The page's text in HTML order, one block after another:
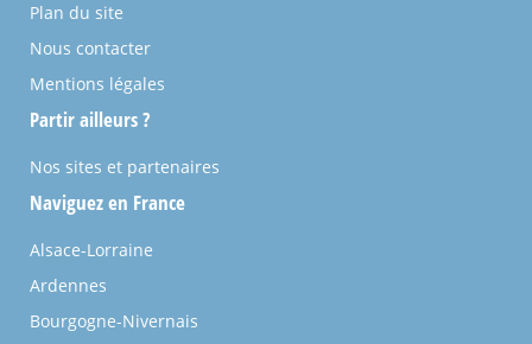
Plan du site
Nous contacter
Mentions légales
Partir ailleurs ?
Nos sites et partenaires
Naviguez en France
Alsace-Lorraine
Ardennes
Bourgogne-Nivernais